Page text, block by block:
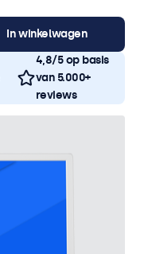
In winkelwagen
4,8/5 op basis
van 5.000+
reviews